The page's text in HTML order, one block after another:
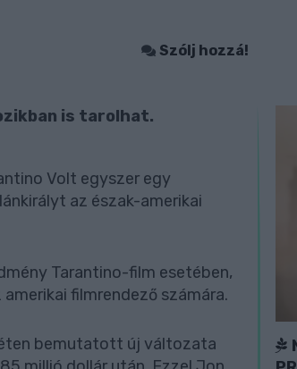
Szólj hozzá!
is tarolhat.
Volt egyszer egy
az észak-amerikai
Tarantino-film esetében,
filmrendező számára.
bemutatott új változata